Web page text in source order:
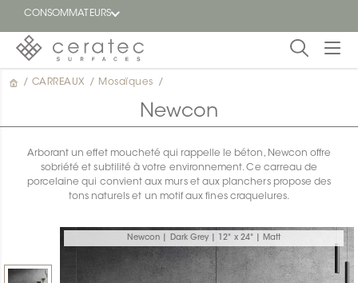
CONSOMMATEURS
En
Trouver
un
/ CARREAUX / Mosaïques /
Newcon
Arborant un effet moucheté qui rappelle le béton, Newcon offre
sobriété et subtilité à votre environnement. Ce carreau de
porcelaine qui convient aux murs et aux planchers propose des
tons naturels et un motif aux fines craquelures.
Newcon | Dark Grey | 12" x 24" | Matt